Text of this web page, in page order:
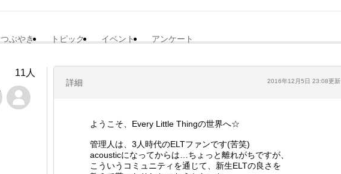
つぶやき トピック イベント アンケート
詳細 2016年12月5日 23:08更新
ようこそ、Every Little Thingの世界へ☆
管理人は、3人時代のELTファンです(苦笑)
acousticになってからは…ちょっと離れがちですが、
こういうコミュニティを通じて、新生ELTの良さを
11人